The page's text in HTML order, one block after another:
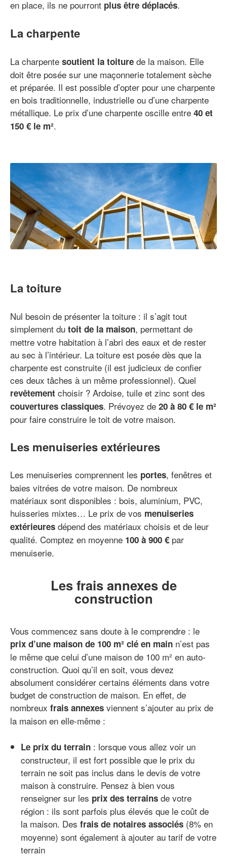
en place, ils ne pourront plus être déplacés.
La charpente
La charpente soutient la toiture de la maison. Elle
doit être posée sur une maçonnerie totalement sèche
et préparée. Il est possible d’opter pour une charpente
en bois traditionnelle, industrielle ou d’une charpente
métallique. Le prix d’une charpente oscille entre 40 et
150 € le m².
La toiture
Nul besoin de présenter la toiture : il s’agit tout
simplement du toit de la maison, permettant de
mettre votre habitation à l’abri des eaux et de rester
au sec à l’intérieur. La toiture est posée dès que la
charpente est construite (il est judicieux de confier
ces deux tâches à un même professionnel). Quel
revêtement choisir ? Ardoise, tuile et zinc sont des
couvertures classiques. Prévoyez de 20 à 80 € le m²
pour faire construire le toit de votre maison.
Les menuiseries extérieures
Les menuiseries comprennent les portes, fenêtres et
baies vitrées de votre maison. De nombreux
matériaux sont disponibles : bois, aluminium, PVC,
huisseries mixtes… Le prix de vos menuiseries
extérieures dépend des matériaux choisis et de leur
qualité. Comptez en moyenne 100 à 900 € par
menuiserie.
Les frais annexes de
construction
Vous commencez sans doute à le comprendre : le
prix d’une maison de 100 m² clé en main n’est pas
le même que celui d’une maison de 100 m² en auto-
construction. Quoi qu’il en soit, vous devez
absolument considérer certains éléments dans votre
budget de construction de maison. En effet, de
nombreux frais annexes viennent s’ajouter au prix de
la maison en elle-même :
Le prix du terrain : lorsque vous allez voir un
constructeur, il est fort possible que le prix du
terrain ne soit pas inclus dans le devis de votre
maison à construire. Pensez à bien vous
renseigner sur les prix des terrains de votre
région : ils sont parfois plus élevés que le coût de
la maison. Des frais de notaires associés (8% en
moyenne) sont également à ajouter au tarif de votre
terrain